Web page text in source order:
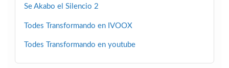
Se Akabo el Silencio 2
Todes Transformando en IVOOX
Todes Transformando en youtube